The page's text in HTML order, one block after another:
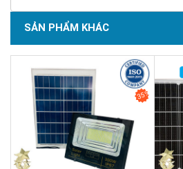
SẢN PHẨM CHẤT LƯỢNG - DỊCH
SẢN PHẨM KHÁC
35%